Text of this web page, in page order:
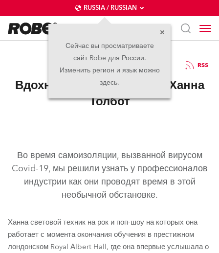
RUSSIA / RUSSIAN
Сейчас вы просматриваете
сайт Robe для России.
Изменить регион и язык можно
здесь.
17.06.2020 RSS
Вдохновение в изоляции: Ханна
Толбот
Во время самоизоляции, вызванной вирусом
Covid-19, мы решили узнать у профессионалов
индустрии как они проводят время в этой
необычной обстановке.
Ханна световой техник на рок и поп-шоу на которых она
работает с момента окончания обучения в престижном
лондонском Royal Аlbert Hall, где она впервые услышала о